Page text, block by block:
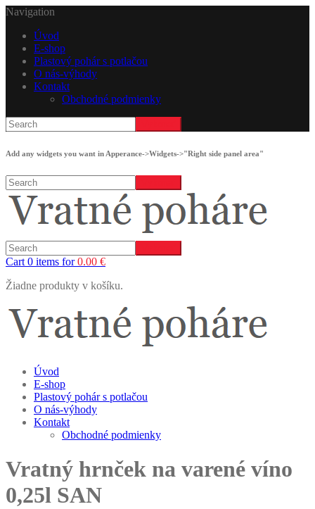
Navigation
Úvod
E-shop
Plastový pohár s potlačou
O nás-výhody
Kontakt
Obchodné podmienky
Add any widgets you want in Apperance->Widgets->"Right side panel area"
Cart 0 items for0.00 €
Žiadne produkty v košíku.
Úvod
E-shop
Plastový pohár s potlačou
O nás-výhody
Kontakt
Obchodné podmienky
Vratný hrnček na varené víno
0,25l SAN